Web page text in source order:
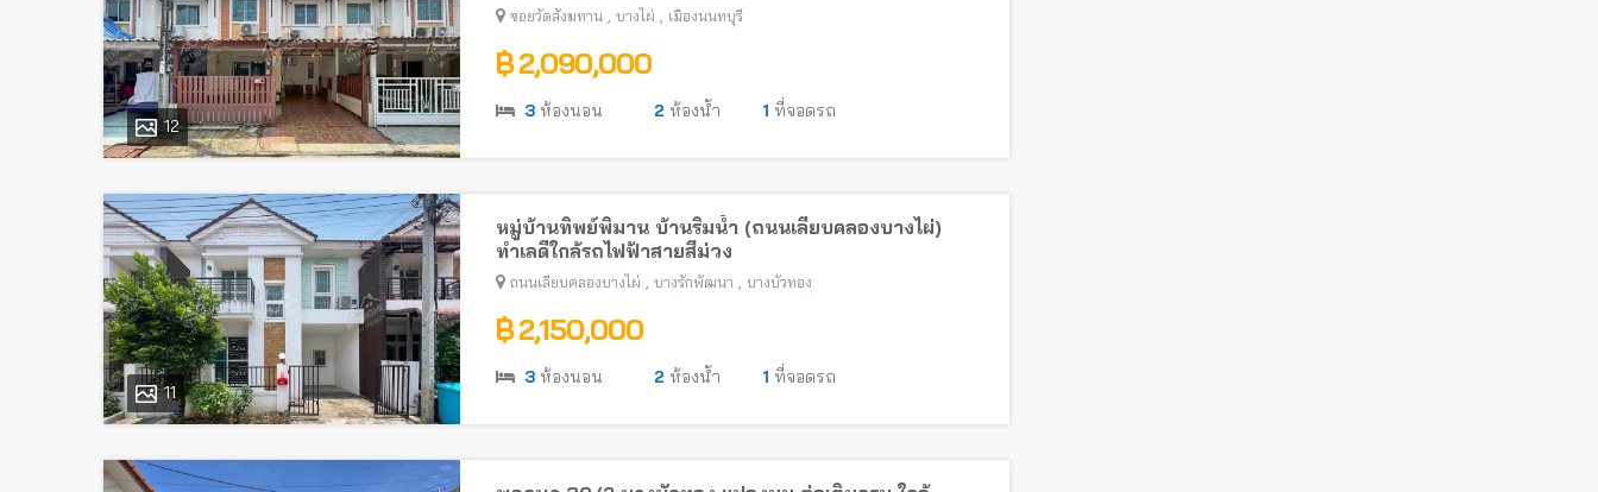
12
ซอยวัดสังฆทาน , บางไผ่ , เมืองนนทบุรี
฿ 2,090,000
3 ห้องนอน 2 ห้องน้ำ 1 ที่จอดรถ
11
หมู่บ้านทิพย์พิมาน บ้านริมน้ำ (ถนนเลียบคลองบางไผ่)
ทำเลดีใกล้รถไฟฟ้าสายสีม่วง
ถนนเลียบคลองบางไผ่ , บางรักพัฒนา , บางบัวทอง
฿ 2,150,000
3 ห้องนอน 2 ห้องน้ำ 1 ที่จอดรถ